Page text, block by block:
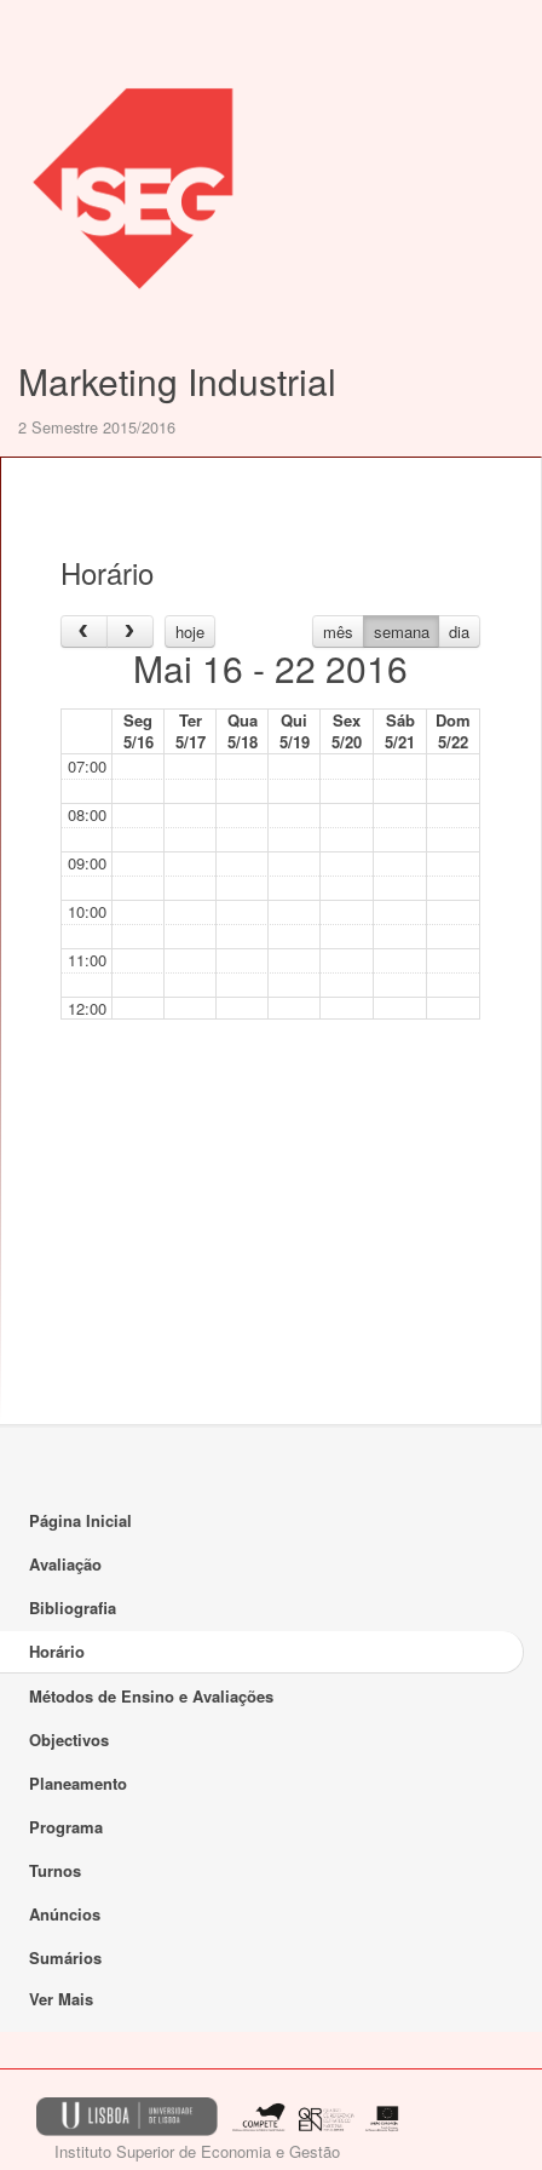
Marketing Industrial
2 Semestre 2015/2016
Horário
hoje mês semana dia
Mai 16 - 22 2016
Seg
5/16
Ter
5/17
Qua
5/18
Qui
5/19
Sex
5/20
Sáb
5/21
Dom
5/22
07:00
08:00
09:00
10:00
11:00
12:00
Página Inicial
Avaliação
Bibliografia
Horário
Métodos de Ensino e Avaliações
Objectivos
Planeamento
Programa
Turnos
Anúncios
Sumários
Ver Mais
Instituto Superior de Economia e Gestão